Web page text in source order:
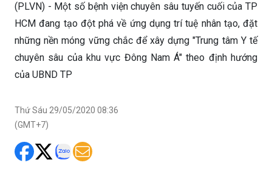
(PLVN) - Một số bệnh viện chuyên sâu tuyến cuối của TP
HCM đang tạo đột phá về ứng dụng trí tuệ nhân tạo, đặt
những nền móng vững chắc để xây dựng "Trung tâm Y tế
chuyên sâu của khu vực Đông Nam Á" theo định hướng
của UBND TP
Thứ Sáu 29/05/2020 08:36
(GMT+7)